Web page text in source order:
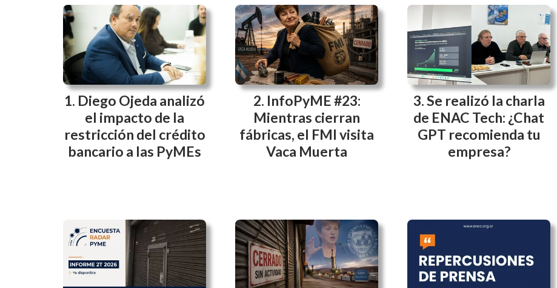
Diego Ojeda analizó
el impacto de la
restricción del crédito
bancario a las PyMEs
InfoPyME #23:
Mientras cierran
fábricas, el FMI visita
Vaca Muerta
Se realizó la charla
de ENAC Tech: ¿Chat
GPT recomienda tu
empresa?